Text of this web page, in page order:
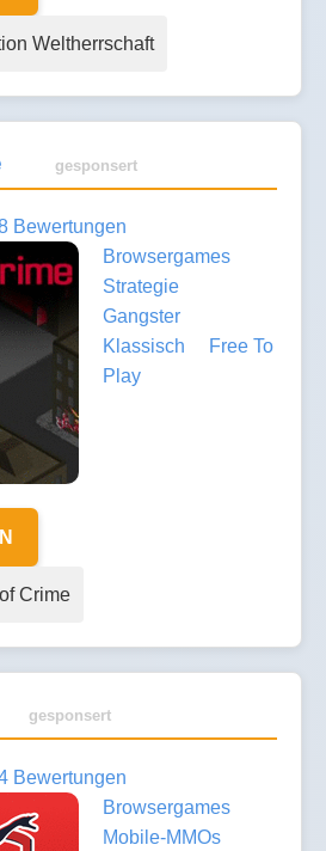
Weltherrschaft
gesponsert
Bewertungen
Browsergames
Strategie
Gangster
Klassisch
Free To
Play
Crime
gesponsert
Bewertungen
Browsergames
Mobile-MMOs